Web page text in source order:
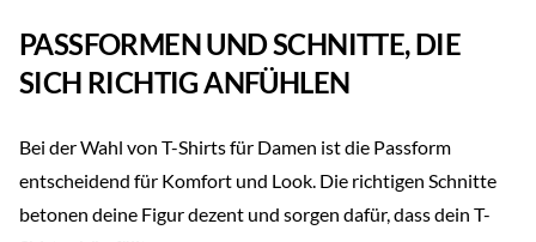
PASSFORMEN UND SCHNITTE, DIE
SICH RICHTIG ANFÜHLEN
Bei der Wahl von T-Shirts für Damen ist die Passform
entscheidend für Komfort und Look. Die richtigen Schnitte
betonen deine Figur dezent und sorgen dafür, dass dein T-